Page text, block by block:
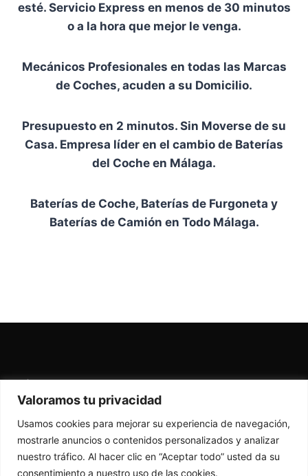
Valoramos tu privacidad
Usamos cookies para mejorar su experiencia de navegación,
mostrarle anuncios o contenidos personalizados y analizar
nuestro tráfico. Al hacer clic en “Aceptar todo” usted da su
consentimiento a nuestro uso de las cookies.
esté. Servicio Express en menos de 30 minutos
o a la hora que mejor le venga.
Mecánicos Profesionales en todas las Marcas
de Coches, acuden a su Domicilio.
Presupuesto en 2 minutos. Sin Moverse de su
Casa. Empresa líder en el cambio de Baterías
del Coche en Málaga.
Baterías de Coche, Baterías de Furgoneta y
Baterías de Camión en Todo Málaga.
Garantía